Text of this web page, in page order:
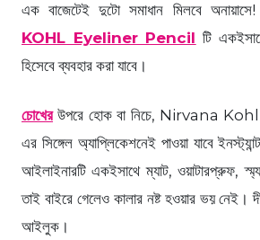
এক বাজেটেই দুটো সমাধান মিলবে অনায়াসে!
KOHL Eyeliner Pencil টি
হিসেবে ব্যবহার করা যাবে।
চোখেরউপরে হোক বা নিচে, Nirvana
এর সিঙ্গেল অ্যাপ্লিকেশনেই পাওয়া যাবে
আইলাইনারটি একইসাথে ম্যাট, ওয়াটারপ্রুফ,
তাই বাইরে গেলেও কালার নষ্ট হওয়ার ভয় নেই।
আইলুক।